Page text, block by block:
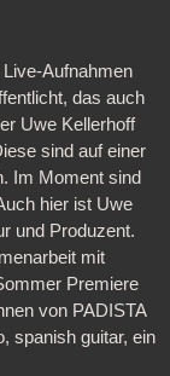
Aufnahmen
das auch
Uwe Kellerhoff
sind auf einer
Im Moment sind
hier ist Uwe
und Produzent.
mit
Premiere
von PADISTA
spanish guitar, ein